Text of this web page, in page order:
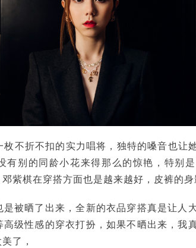
枚不折不扣的实力唱将，独特的嗓音也让
有别的同龄小花来得那么的惊艳，特别
紫棋在穿搭方面也是越来越好，皮裤的身
被晒了出来，全新的衣品穿搭真是让人
级性感的穿衣打扮，如果不晒出来，我
了，